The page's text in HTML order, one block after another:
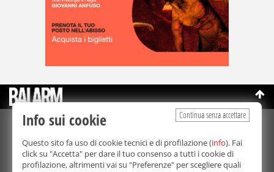
©Copyright 2003-2026
Bmedia Srl- P.IVA 07064240828
La riproduzione totale o parziale di tutti i contenuti, in qualunque
forma, su qualsiasi supporto è proibita.
Balarm.it è una testata giornalistica registrata. Autorizzazione del
Continua senza accettare
Info sui cookie
Questo sito fa uso di cookie tecnici e di profilazione (info). Fai
click su "Accetta" per dare il tuo consenso a tutti i cookie di
profilazione, altrimenti vai su "Preferenze" per scegliere quali